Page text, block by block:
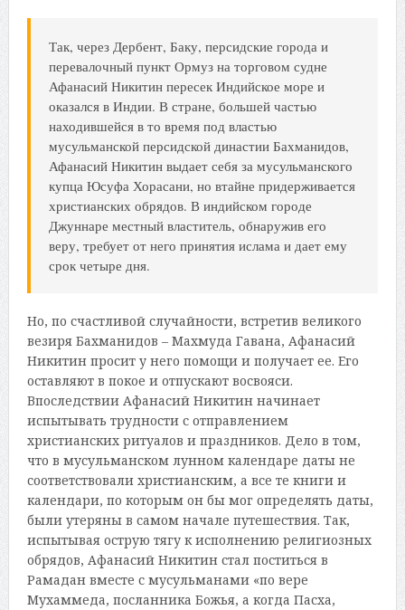
Так, через Дербент, Баку, персидские города и
перевалочный пункт Ормуз на торговом судне
Афанасий Никитин пересек Индийское море и
оказался в Индии. В стране, большей частью
находившейся в то время под властью
мусульманской персидской династии Бахманидов,
Афанасий Никитин выдает себя за мусульманского
купца Юсуфа Хорасани, но втайне придерживается
христианских обрядов. В индийском городе
Джуннаре местный властитель, обнаружив его
веру, требует от него принятия ислама и дает ему
срок четыре дня.
Но, по счастливой случайности, встретив великого
везиря Бахманидов – Махмуда Гавана, Афанасий
Никитин просит у него помощи и получает ее. Его
оставляют в покое и отпускают восвояси.
Впоследствии Афанасий Никитин начинает
испытывать трудности с отправлением
христианских ритуалов и праздников. Дело в том,
что в мусульманском лунном календаре даты не
соответствовали христианским, а все те книги и
календари, по которым он бы мог определять даты,
были утеряны в самом начале путешествия. Так,
испытывая острую тягу к исполнению религиозных
обрядов, Афанасий Никитин стал поститься в
Рамадан вместе с мусульманами «по вере
Мухаммеда, посланника Божья, а когда Пасха,